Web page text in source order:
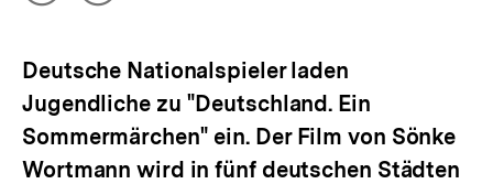
Deutsche Nationalspieler laden
Jugendliche zu "Deutschland. Ein
Sommermärchen" ein. Der Film von Sönke
Wortmann wird in fünf deutschen Städten